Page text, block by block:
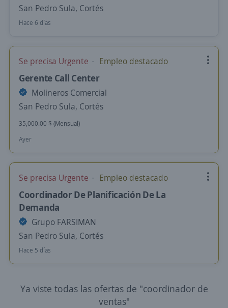
San Pedro Sula, Cortés
Hace 6 días
Se precisa Urgente Empleo destacado
Gerente Call Center
Molineros Comercial
San Pedro Sula, Cortés
35,000.00 $ (Mensual)
Ayer
Se precisa Urgente Empleo destacado
Coordinador De Planificación De La
Demanda
Grupo FARSIMAN
San Pedro Sula, Cortés
Hace 5 días
Ya viste todas las ofertas de "coordinador de
ventas"